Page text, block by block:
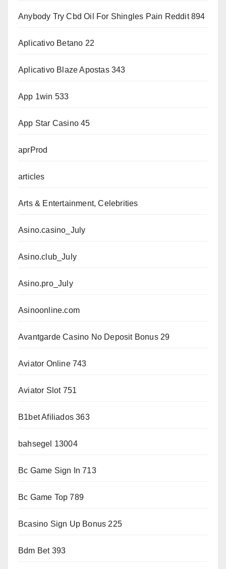
Anybody Try Cbd Oil For Shingles Pain Reddit 894
Aplicativo Betano 22
Aplicativo Blaze Apostas 343
App 1win 533
App Star Casino 45
aprProd
articles
Arts & Entertainment, Celebrities
Asino.casino_July
Asino.club_July
Asino.pro_July
Asinoonline.com
Avantgarde Casino No Deposit Bonus 29
Aviator Online 743
Aviator Slot 751
B1bet Afiliados 363
bahsegel 13004
Bc Game Sign In 713
Bc Game Top 789
Bcasino Sign Up Bonus 225
Bdm Bet 393